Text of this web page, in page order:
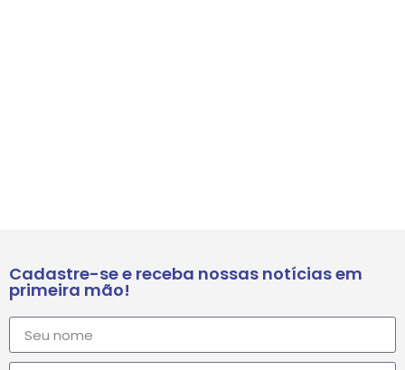
Cadastre-se e receba nossas notícias em
primeira mão!